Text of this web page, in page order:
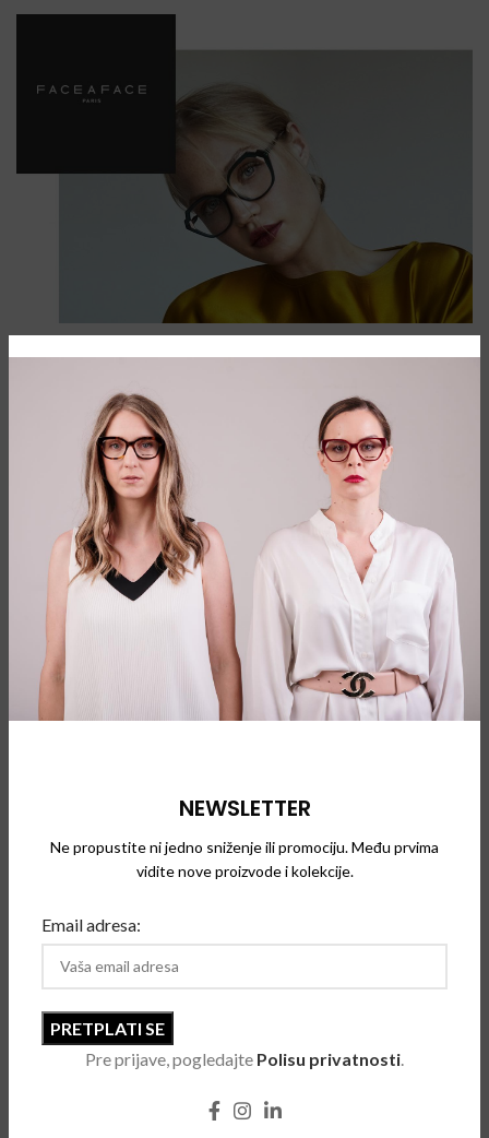
NEWSLETTER
Ne propustite ni jedno sniženje ili promociju. Među prvima
vidite nove proizvode i kolekcije.
Email adresa:
Pre prijave, pogledajte Polisu privatnosti.
Kreatorski brend nove forme stopljen sa
umetničkom lepotom. Prepustite se
ovom svetu
Kolekcije Face a face brenda svoje izvore inspiracije
pronalaze u modernoj umetnosti, arhitekturi i savremenom
dizajnu, daleko od standardizovanih modnih diktiranja i
konformističkih trendova.
Osnivač, Pascal Jaulent, dočarao je da je povezanost rada kao
arhitekte i čoveka, zapravo nalik vezi tehničke i modne
Vešti majstori iz Italije i Francuske uspeli su da prenesu
na svaki model naočara. Zavirite u svet umetnosti uzFace a
POVEZANI PROIZVODI